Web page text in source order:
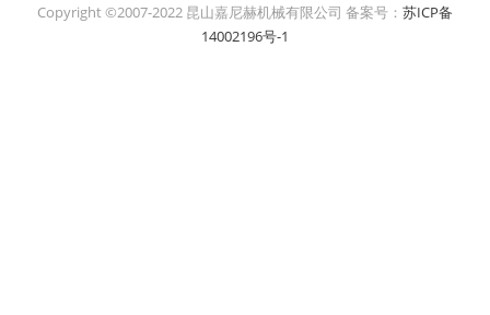
Copyright ©2007-2022 昆山嘉尼赫机械有限公司 备案号： 苏ICP备
14002196号-1